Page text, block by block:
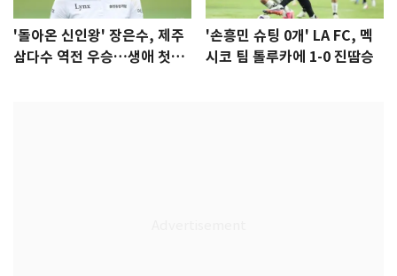
'돌아온 신인왕' 장은수, 제주
삼다수 역전 우승…생애 첫승
'손흥민 슈팅 0개' LA FC, 멕
시코 팀 톨루카에 1-0 진땀승